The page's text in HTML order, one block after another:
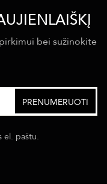
bei sužinokite
el. paštu.